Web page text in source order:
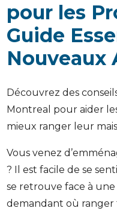
Pas
Pas de contrats
terme
Disponible
Nos experts en
pour les
Guide
Nouveaux
Découvrez des
Montreal pour aider
mieux ranger leur
Vous venez
? Il est facile de se
se retrouve face à
demandant où ranger